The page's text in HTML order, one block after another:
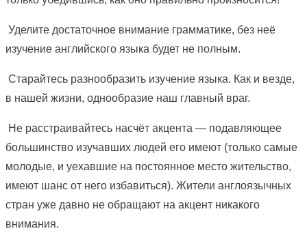
Уделите достаточное внимание грамматике, без неё
изучение английского языка будет не полным.
Старайтесь разнообразить изучение языка. Как и везде,
в нашей жизни, однообразие наш главный враг.
Не расстраивайтесь насчёт акцента — подавляющее
большинство изучавших людей его имеют (только самые
молодые, и уехавшие на постоянное место жительство,
имеют шанс от него избавиться). Жители англоязычных
стран уже давно не обращают на акцент никакого
внимания.